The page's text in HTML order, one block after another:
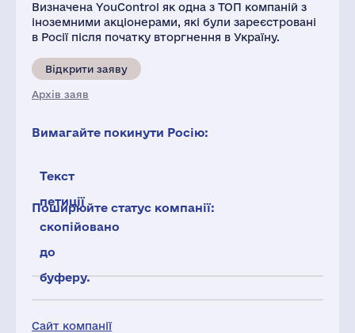
Сайт компанії
Визначена YouControl як одна з ТОП компаній з
іноземними акціонерами, які були зареєстровані
в Росії після початку вторгнення в Україну.
Відкрити заяву
Архів заяв
Вимагайте покинути Росію:
Текст
петиції
скопійовано
до
буферу.
Поширюйте статус компанії: